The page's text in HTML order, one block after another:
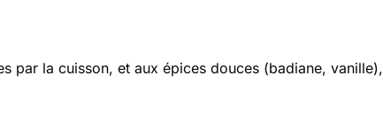
par la cuisson, et aux épices douces (badiane, vanille),